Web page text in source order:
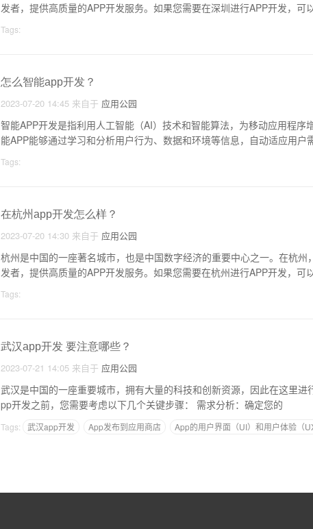
发者，提供高质量的APP开发服务。如果您需要在深圳进行APP开发，可
Tags:
怎么智能app开发？
2023-07-20 14:45 来自于 应用公园
智能APP开发是指利用人工智能（AI）技术和智能算法，为移动应用程序
能APP能够通过学习和分析用户行为、数据和环境等信息，自动适应用户
Tags:
在杭州app开发怎么样？
2023-07-20 14:30 来自于 应用公园
杭州是中国的一座著名城市，也是中国数字经济的重要中心之一。在杭
发者，提供高质量的APP开发服务。如果您需要在杭州进行APP开发，可
Tags:
武汉app开发 要注意哪些？
2023-07-21 14:05 来自于 应用公园
武汉是中国的一座重要城市，拥有大量的科技和创新资源，因此在这里
pp开发之前，您需要考虑以下几个关键步骤： 需求分析：确定您的
Tags: 武汉app开发 App发布到应用商店 App的用户界面（UI）和用户体验（